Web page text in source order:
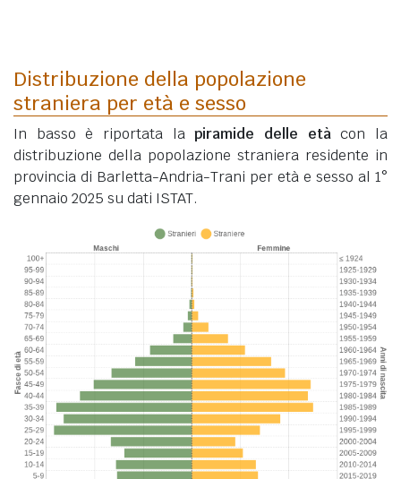
Distribuzione della popolazione
straniera per età e sesso
In basso è riportata lapiramide delle etàcon la
distribuzione della popolazione straniera residente in
provincia di Barletta-Andria-Trani per età e sesso al 1°
gennaio 2025 su dati ISTAT.